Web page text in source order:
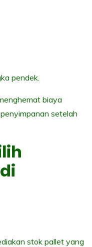
pendek.
biaya
setelah
stok pallet yang